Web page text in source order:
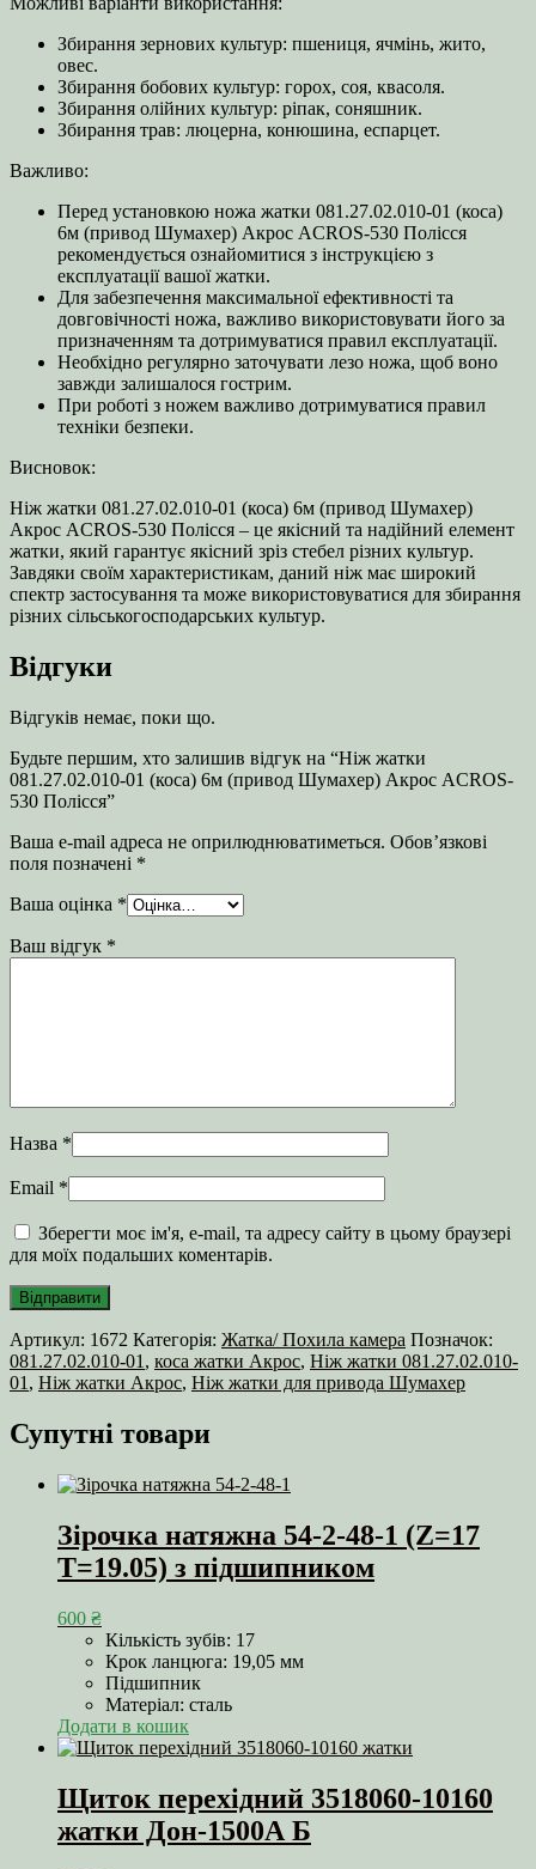
Збирання зернових культур: пшениця, ячмінь, жито,
овес.
Збирання бобових культур: горох, соя, квасоля.
Збирання олійних культур: ріпак, соняшник.
Збирання трав: люцерна, конюшина, еспарцет.
Важливо:
Перед установкою ножа жатки 081.27.02.010-01 (коса)
6м (привод Шумахер) Акрос ACROS-530 Полісся
рекомендується ознайомитися з інструкцією з
експлуатації вашої жатки.
Для забезпечення максимальної ефективності та
довговічності ножа, важливо використовувати його за
призначенням та дотримуватися правил експлуатації.
Необхідно регулярно заточувати лезо ножа, щоб воно
завжди залишалося гострим.
При роботі з ножем важливо дотримуватися правил
техніки безпеки.
Висновок:
Ніж жатки 081.27.02.010-01 (коса) 6м (привод Шумахер)
Акрос ACROS-530 Полісся – це якісний та надійний елемент
жатки, який гарантує якісний зріз стебел різних культур.
Завдяки своїм характеристикам, даний ніж має широкий
спектр застосування та може використовуватися для збирання
різних сільськогосподарських культур.
Відгуки
Відгуків немає, поки що.
Будьте першим, хто залишив відгук на “Ніж жатки
081.27.02.010-01 (коса) 6м (привод Шумахер) Акрос ACROS-
530 Полісся”
Ваша e-mail адреса не оприлюднюватиметься. Обов’язкові
поля позначені *
Ваша оцінка *
Ваш відгук *
Назва *
Email *
Зберегти моє ім'я, e-mail, та адресу сайту в цьому браузері
для моїх подальших коментарів.
Артикул: 1672 Категорія: Жатка/ Похила камера Позначок:
081.27.02.010-01 , коса жатки Акрос, Ніж жатки 081.27.02.010-
01 , Ніж жатки Акрос, Ніж жатки для привода Шумахер
Супутні товари
Зірочка натяжна 54-2-48-1 (Z=17
T=19.05) з підшипником
600 ₴
Кількість зубів: 17
Крок ланцюга: 19,05 мм
Підшипник
Матеріал: сталь
Додати в кошик
Щиток перехідний 3518060-10160
жатки Дон-1500А Б